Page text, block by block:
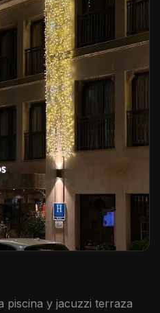
piscina y jacuzzi terraza